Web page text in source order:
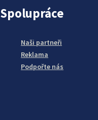
Spolupráce
Naši partneři
Reklama
Podpořte nás